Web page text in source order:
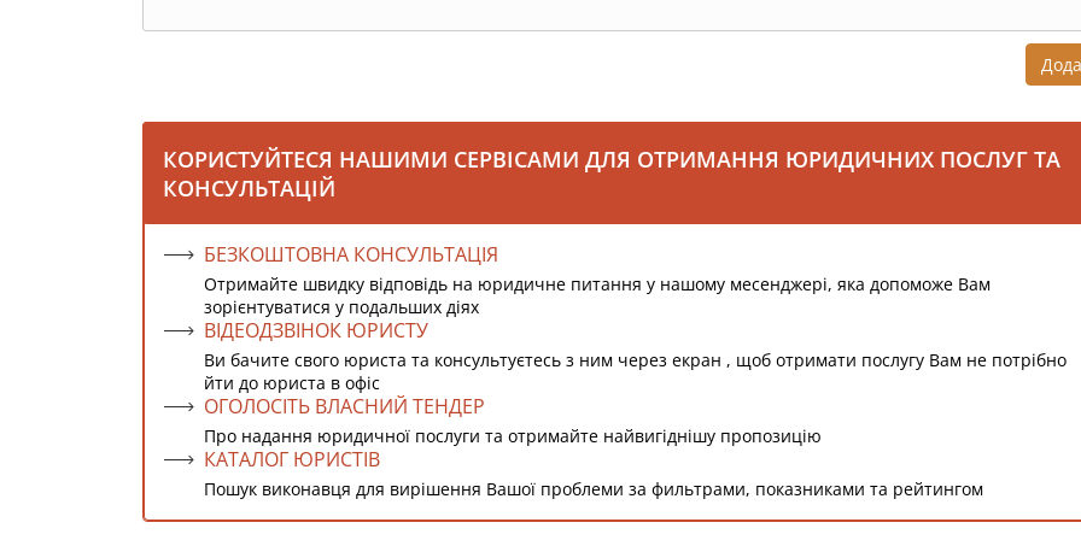
КОРИСТУЙТЕСЯ НАШИМИ СЕРВІСАМИ ДЛЯ ОТРИМАННЯ ЮРИДИЧНИХ ПОСЛУГ ТА
КОНСУЛЬТАЦІЙ
БЕЗКОШТОВНА КОНСУЛЬТАЦІЯ
Отримайте швидку відповідь на юридичне питання у нашому месенджері, яка допоможе Вам
зорієнтуватися у подальших діях
ВІДЕОДЗВІНОК ЮРИСТУ
Ви бачите свого юриста та консультуєтесь з ним через екран , щоб отримати послугу Вам не потрібно
йти до юриста в офіс
ОГОЛОСІТЬ ВЛАСНИЙ ТЕНДЕР
Про надання юридичної послуги та отримайте найвигіднішу пропозицію
КАТАЛОГ ЮРИСТІВ
Пошук виконавця для вирішення Вашої проблеми за фильтрами, показниками та рейтингом